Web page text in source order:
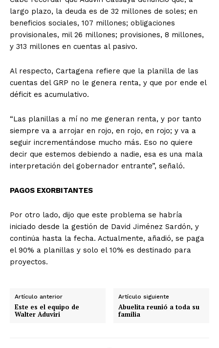
largo plazo, la deuda es de 32 millones de soles; en
beneficios sociales, 107 millones; obligaciones
provisionales, mil 26 millones; provisiones, 8 millones,
y 313 millones en cuentas al pasivo.
Al respecto, Cartagena refiere que la planilla de las
cuentas del GRP no le genera renta, y que por ende el
déficit es acumulativo.
“Las planillas a mí no me generan renta, y por tanto
siempre va a arrojar en rojo, en rojo, en rojo; y va a
seguir incrementándose mucho más. Eso no quiere
decir que estemos debiendo a nadie, esa es una mala
interpretación del gobernador entrante”, señaló.
PAGOS EXORBITANTES
Por otro lado, dijo que este problema se habría
iniciado desde la gestión de David Jiménez Sardón, y
continúa hasta la fecha. Actualmente, añadió, se paga
el 90% a planillas y solo el 10% es destinado para
proyectos.
Artículo anterior
Este es el equipo de
Walter Aduviri
Artículo siguiente
Abuelita reunió a toda su
familia